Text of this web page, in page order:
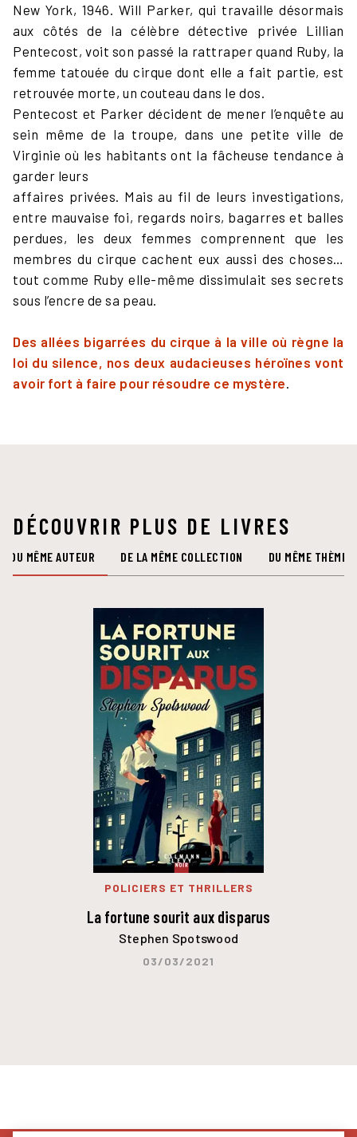
New York, 1946. Will Parker, qui travaille désormais
aux côtés de la célèbre détective privée Lillian
Pentecost, voit son passé la rattraper quand Ruby, la
femme tatouée du cirque dont elle a fait partie, est
retrouvée morte, un couteau dans le dos.
Pentecost et Parker décident de mener l’enquête au
sein même de la troupe, dans une petite ville de
Virginie où les habitants ont la fâcheuse tendance à
garder leurs
affaires privées. Mais au fil de leurs investigations,
entre mauvaise foi, regards noirs, bagarres et balles
perdues, les deux femmes comprennent que les
membres du cirque cachent eux aussi des choses…
tout comme Ruby elle-même dissimulait ses secrets
sous l’encre de sa peau.
Des allées bigarrées du cirque à la ville où règne la
loi du silence, nos deux audacieuses héroïnes vont
avoir fort à faire pour résoudre ce mystère
DÉCOUVRIR PLUS DE LIVRES
DU MÊME AUTEUR DE LA MÊME COLLECTION DU MÊME THÈME
POLICIERS ET THRILLERS
La fortune sourit aux disparus
Stephen Spotswood
03/03/2021